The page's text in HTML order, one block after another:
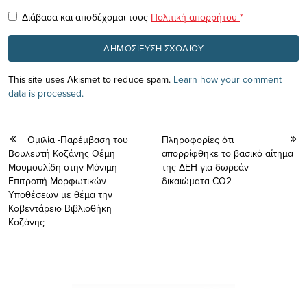
Διάβασα και αποδέχομαι τους Πολιτική απορρήτου *
This site uses Akismet to reduce spam. Learn how your comment
data is processed.
Ομιλία -Παρέμβαση του
Βουλευτή Κοζάνης Θέμη
Μουμουλίδη στην Μόνιμη
Επιτροπή Μορφωτικών
Υποθέσεων με θέμα την
Κοβεντάρειο Βιβλιοθήκη
Κοζάνης
Πληροφορίες ότι
απορρίφθηκε το βασικό αίτημα
της ΔΕΗ για δωρεάν
δικαιώματα CO2